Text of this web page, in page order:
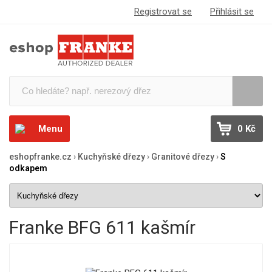
Registrovat se Přihlásit se
Menu 0 Kč
eshopfranke.cz › Kuchyňské dřezy› Granitové dřezy›S
odkapem
Franke BFG 611 kašmír